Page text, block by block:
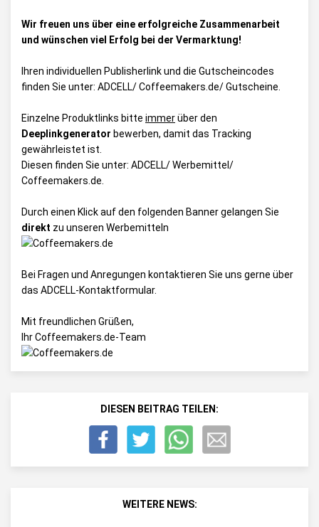
Wir freuen uns über eine erfolgreiche Zusammenarbeit
und wünschen viel Erfolg bei der Vermarktung!
Ihren individuellen Publisherlink und die Gutscheincodes
finden Sie unter: ADCELL/ Coffeemakers.de/ Gutscheine
Einzelne Produktlinks bitte immerüber den
Deeplinkgenerator bewerben, damit das Tracking
gewährleistet ist.
Diesen finden Sie unter: ADCELL/ Werbemittel/
Coffeemakers.de
Durch einen Klick auf den folgenden Banner gelangen Sie
direkt zu unseren Werbemitteln
Bei Fragen und Anregungen kontaktieren Sie uns gerne über
das ADCELL-Kontaktformular.
Mit freundlichen Grüßen,
Ihr Coffeemakers.de-Team
DIESEN BEITRAG TEILEN:
WEITERE NEWS: